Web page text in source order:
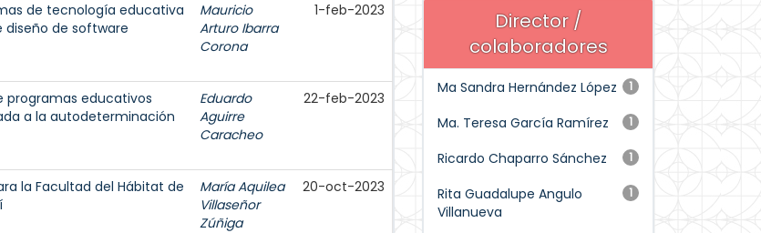
de tecnología educativa
de software
Mauricio
Arturo Ibarra
Corona
1-feb-2023
programas educativos
a la autodeterminación
Eduardo
Aguirre
Caracheo
22-feb-2023
la Facultad del Hábitat de
María Aquilea
Villaseñor
Zúñiga
20-oct-2023
Director /
colaboradores
1
Ma Sandra Hernández López
1
Ma. Teresa García Ramírez
1
Ricardo Chaparro Sánchez
1
Rita Guadalupe Angulo
Villanueva